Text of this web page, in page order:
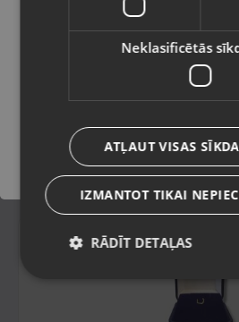
Saglabāt
Neklasificētās
ATĻAUT VISAS
IZMANTOT TIKAI
RĀDĪT DETAĻAS